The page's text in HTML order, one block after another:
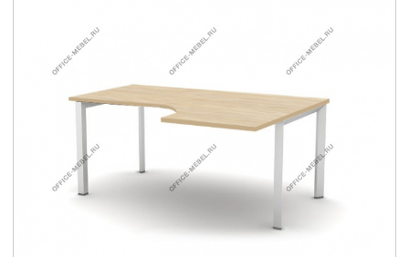
Доставка и сборка
Гос. заказчикам
Заказ каталога